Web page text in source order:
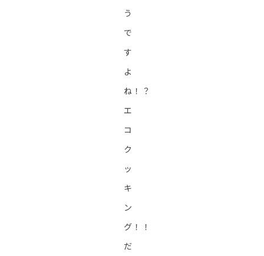
う
で
す
よ
ね！？
エ
コ
ク
ッ
キ
ン
グ！！
だ